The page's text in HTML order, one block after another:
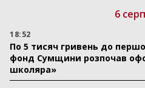
6
18:52
По 5 тисяч гривень до
фонд Сумщини розпочав
школяра»